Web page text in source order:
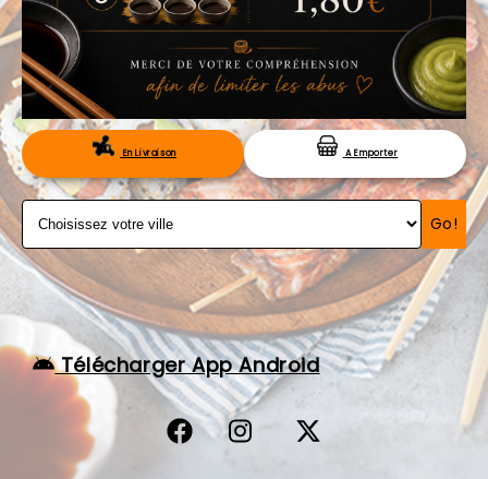
VOS AVIS
MENTIONS LÉGALES
C.G.V
RÉSERVATIONEn Livraison A Emporter
Go!
Télécharger App Android